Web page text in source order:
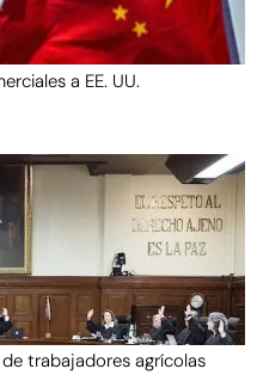
a EE. UU.
trabajadores agrícolas